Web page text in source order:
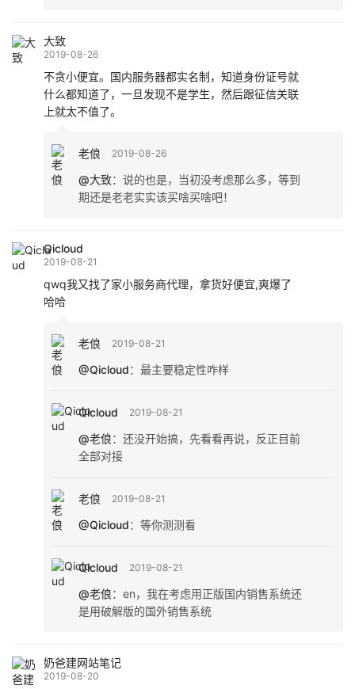
大致
2019-08-26
不贪小便宜。国内服务器都实名制，知道身份证号就
什么都知道了，一旦发现不是学生，然后跟征信关联
上就太不值了。
老俍 2019-08-26
@大致： 说的也是，当初没考虑那么多，等到
期还是老老实实该买啥买啥吧！
Qicloud
2019-08-21
qwq我又找了家小服务商代理，拿货好便宜,爽爆了
哈哈
老俍 2019-08-21
@Qicloud： 最主要稳定性咋样
Qicloud 2019-08-21
@老俍： 还没开始搞，先看看再说，反正目前
全部对接
老俍 2019-08-21
@Qicloud： 等你测测看
Qicloud 2019-08-21
@老俍： en，我在考虑用正版国内销售系统还
是用破解版的国外销售系统
奶爸建网站笔记
2019-08-20